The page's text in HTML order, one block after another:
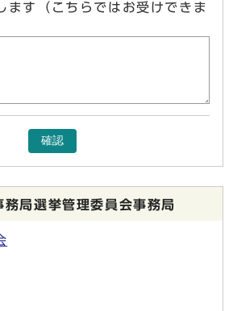
ます（こちらではお受けできま
確認
務局選挙管理委員会事務局